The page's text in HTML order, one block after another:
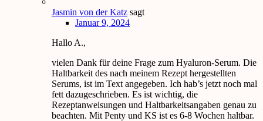
Jasmin von der Katz sagt
Januar 9, 2024
Hallo A.,
vielen Dank für deine Frage zum Hyaluron-Serum. Die
Haltbarkeit des nach meinem Rezept hergestellten
Serums, ist im Text angegeben. Ich hab’s jetzt noch mal
fett dazugeschrieben. Es ist wichtig, die
Rezeptanweisungen und Haltbarkeitsangaben genau zu
beachten. Mit Penty und KS ist es 6-8 Wochen haltbar.